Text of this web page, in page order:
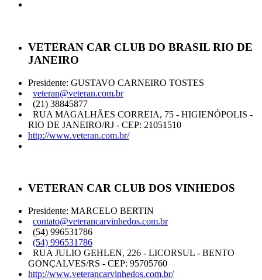
VETERAN CAR CLUB DO BRASIL RIO DE
JANEIRO
Presidente: GUSTAVO CARNEIRO TOSTES
veteran@veteran.com.br
(21) 38845877
RUA MAGALHÃES CORREIA, 75 - HIGIENÓPOLIS -
RIO DE JANEIRO/RJ - CEP: 21051510
http://www.veteran.com.br/
VETERAN CAR CLUB DOS VINHEDOS
Presidente: MARCELO BERTIN
contato@veterancarvinhedos.com.br
(54) 996531786
(54) 996531786
RUA JULIO GEHLEN, 226 - LICORSUL - BENTO
GONÇALVES/RS - CEP: 95705760
http://www.veterancarvinhedos.com.br/